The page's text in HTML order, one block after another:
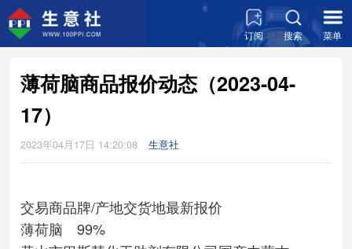
订阅 搜索 菜单
薄荷脑商品报价动态（2023-04-
17）
2023年04月17日 14:20:08 生意社
交易商品牌/产地交货地最新报价
薄荷脑 99%